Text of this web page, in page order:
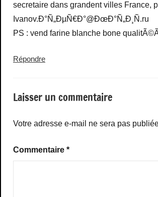
secretaire dans grandent villes France,
Ivanov.Ð°Ñ„ÐµÑ€Ð°@ÐœÐ°Ñ„Ð¸Ñ.ru
PS : vend farine blanche bone
Répondre
Laisser un commentaire
Votre adresse e-mail ne sera pas
Commentaire *